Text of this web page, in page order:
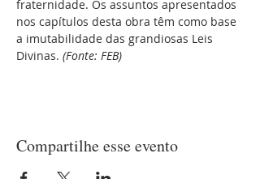
fraternidade. Os assuntos apresentados
nos capítulos desta obra têm como base
a imutabilidade das grandiosas Leis
Divinas. (Fonte: FEB)
Compartilhe esse evento